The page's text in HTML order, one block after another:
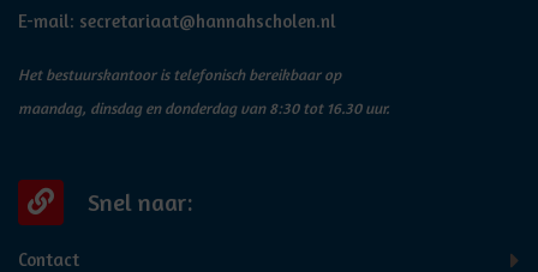
E-mail: secretariaat@hannahscholen.nl
Het bestuurskantoor is telefonisch bereikbaar op
maandag, dinsdag en donderdag van 8:30 tot 16.30 uur.
Snel naar:
Contact